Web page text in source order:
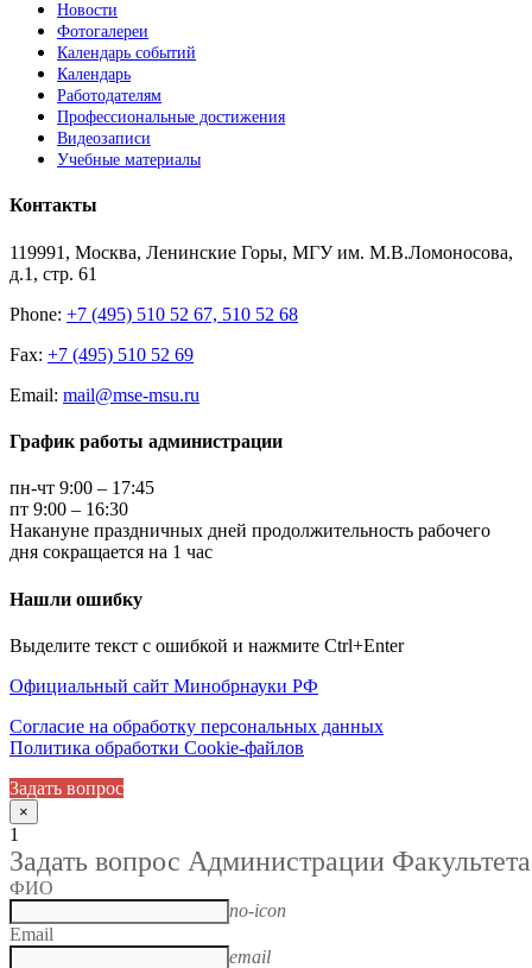
Новости
Фотогалереи
Календарь событий
Календарь
Работодателям
Профессиональные достижения
Видеозаписи
Учебные материалы
Контакты
119991, Москва, Ленинские Горы, МГУ им. М.В.Ломоносова,
д.1, стр. 61
Phone: +7 (495) 510 52 67, 510 52 68
Fax: +7 (495) 510 52 69
Email: mail@mse-msu.ru
График работы администрации
пн-чт 9:00 – 17:45
пт 9:00 – 16:30
Накануне праздничных дней продолжительность рабочего
дня сокращается на 1 час
Нашли ошибку
Выделите текст с ошибкой и нажмите Ctrl+Enter
Официальный сайт Минобрнауки РФ
Согласие на обработку персональных данных
Политика обработки Cookie-файлов
Задать вопрос
×
1
Задать вопрос Администрации Факультета
ФИО
no-icon
Email
email